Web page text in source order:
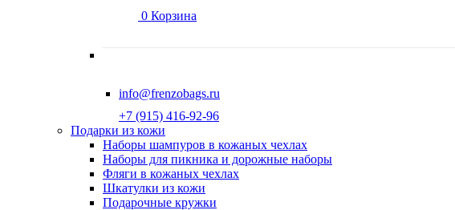
0 Корзина
info@frenzobags.ru
‭+7 (915) 416-92-96
Подарки из кожи
Наборы шампуров в кожаных чехлах
Наборы для пикника и дорожные наборы
Фляги в кожаных чехлах
Шкатулки из кожи
Подарочные кружки